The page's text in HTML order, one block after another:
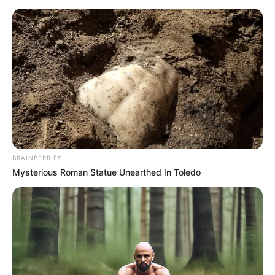
ACTIVAR AHORA
TEMAS DESTACADOS
CIERRES VIALES EN BUCARAMANGA
TRANSVERSAL DEL CARARE
FLORIDABLANCA
LLUVIAS EN SANTANDER
CIERRES VIALES EN SANTANDER
BRAINBERRIES
Mysterious Roman Statue Unearthed In Toledo